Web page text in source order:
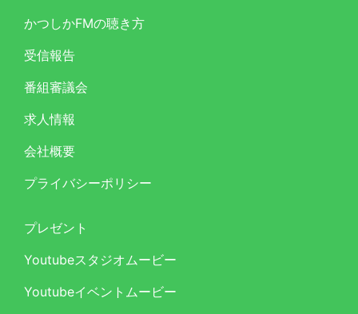
かつしかFMの聴き方
受信報告
番組審議会
求人情報
会社概要
プライバシーポリシー
プレゼント
Youtubeスタジオムービー
Youtubeイベントムービー